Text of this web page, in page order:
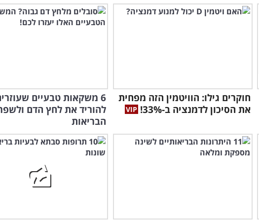
חוקרים גילו: הוויטמין הזה מפחית
את הסיכון לדמנציה ב-33%!
6 משקאות טבעיים
להוריד את לחץ הדם
הבריאות